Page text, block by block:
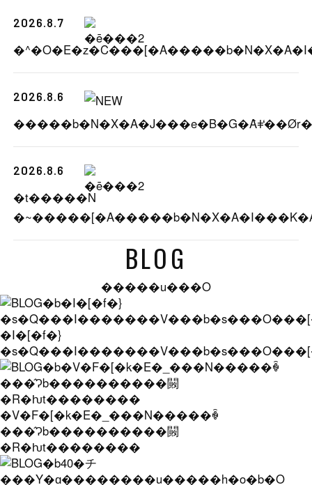
2026.8.7
2026.8.6
2026.8.6
�t�����N
BLOG
�����u���O
�I�[�f�}
�V�F�[�k�E�_���N�����ꐶ
���̂Ɂb����������闝
�R�ƕt��������